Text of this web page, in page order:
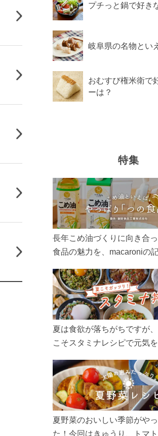
プチっと鍋で好き
岐阜県の名物とい
おむすび権米衛で
ーは？
特集
長年こめ油づくりに向き合
食品の魅力を、macaroniの
ん、製造現場や品質へのこ
こめ油をもっと好きになる
ぜひお楽しみください。
夏は食欲が落ちがちですが
こそスタミナレシピで元気
リ食べて、夏バテを吹き飛
う！
夏野菜のおいしい季節がや
た！今回はきゅうり、トマ